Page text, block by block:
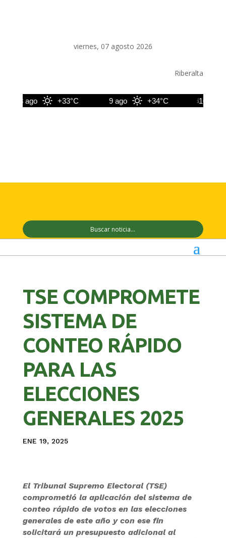
viernes, 07 agosto 2026
Riberalta
8 ago +33°C 9 ago +34°C 10 ago
TSE COMPROMETE
SISTEMA DE
CONTEO RÁPIDO
PARA LAS
ELECCIONES
GENERALES 2025
ENE 19, 2025
El Tribunal Supremo Electoral (TSE)
comprometió la aplicación del sistema de
conteo rápido de votos en las elecciones
generales de este año y con ese fin
solicitará un presupuesto adicional al